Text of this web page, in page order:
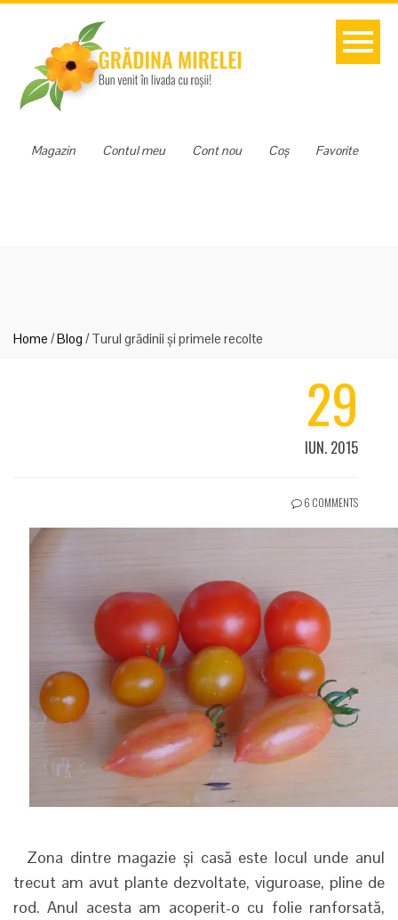
Favorite
Coș
Cont nou
Contul meu
Magazin
Home /Blog /Turul grădinii și primele recolte
29
IUN. 2015
6 COMMENTS
Zona dintre magazie și casă este locul unde anul
trecut am avut plante dezvoltate, viguroase, pline de
rod. Anul acesta am acoperit-o cu folie ranforsată,